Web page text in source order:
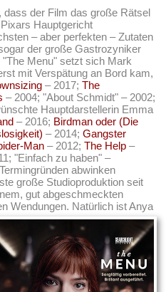
der Film das große Rätsel
Hauptgericht
– aber perfekten – Zutaten
der große Gastrozyniker
Menu" setzt sich Mark
mit Verspätung an Bord kam,
– 2017;The
– 2004; "About Schmidt" – 2002;
Hauptdarstellerin Emma
– 2016; Birdman oder (Die
– 2014;Gangster
Man – 2012;The Help –
"Einfach zu haben" –
abwinken
große Studioproduktion seit
gut abgeschmeckten
Wendungen. Natürlich ist Anya